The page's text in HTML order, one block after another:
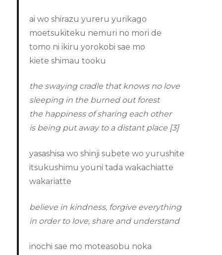
ai wo shirazu yureru yurikago
moetsukiteku nemuri no mori de
tomo ni ikiru yorokobi sae mo
kiete shimau tooku
the swaying cradle that knows no love
sleeping in the burned out forest
the happiness of sharing each other
is being put away to a distant place [3]
yasashisa wo shinji subete wo yurushite
itsukushimu youni tada wakachiatte
wakariatte
believe in kindness, forgive everything
in order to love, share and understand
inochi sae mo moteasobu noka